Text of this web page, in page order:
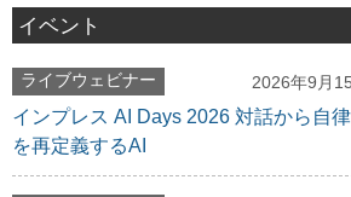
イベント
ライブウェビナー 2026年9月
インプレス AI Days 2026 対話から自
を再定義するAI